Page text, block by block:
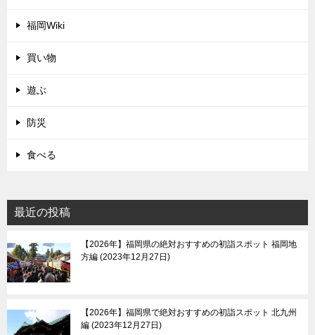
福岡Wiki
買い物
遊ぶ
防災
食べる
最近の投稿
【2026年】福岡県の絶対おすすめの初詣スポット 福岡地
方編 2023年12月27日
【2026年】福岡県で絶対おすすめの初詣スポット 北九州
編 2023年12月27日